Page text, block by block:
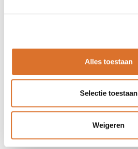
Alles toestaan
Selectie toestaan
Weigeren